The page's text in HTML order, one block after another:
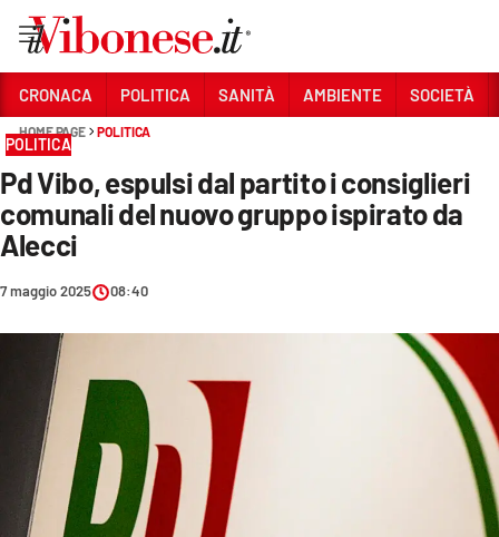
Sezioni
CRONACA
POLITICA
SOCIETÀ
CULTURA
ECONOMIA E LAVORO
EVENTI
CRONACA POLITICA SANITÀ AMBIENTE SOCIETÀ
HOME PAGE POLITICA
POLITICA
Pd Vibo, espulsi dal partito i consiglieri
comunali del nuovo gruppo ispirato da
Alecci
7 maggio 2025 08:40